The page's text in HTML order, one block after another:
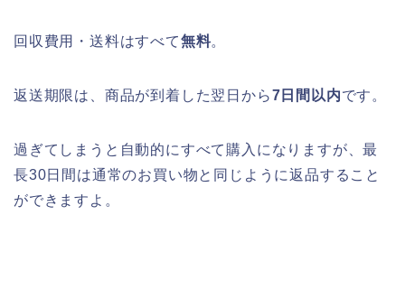
回収費用・送料はすべて無料。
返送期限は、商品が到着した翌日から7日間以内です。
過ぎてしまうと自動的にすべて購入になりますが、最
長30日間は通常のお買い物と同じように返品すること
ができますよ。